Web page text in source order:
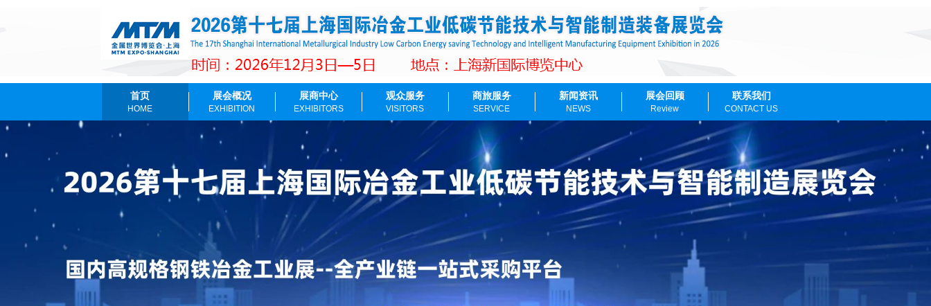
首页
HOME
展会概况
EXHIBITION
展商中心
EXHIBITORS
观众服务
VISITORS
商旅服务
SERVICE
新闻资讯
NEWS
展会回顾
Review
联系我们
CONTACT US